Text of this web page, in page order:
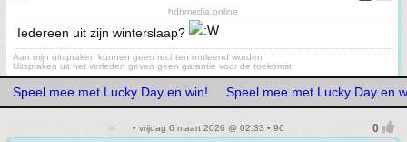
hdhmedia.online
Iedereen uit zijn winterslaap?
Aan mijn uitspraken kunnen geen rechten ontleend worden
Uitspraken uit het verleden geven geen garantie voor de toekomst
Speel mee met Lucky Day en win! Speel mee met Lucky Day en
• vrijdag 6 maart 2026 @ 02:33 • 96